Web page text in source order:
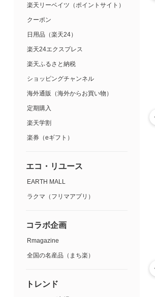
楽天リーベイツ（ポイントサイト）
クーポン
日用品（楽天24）
楽天24エクスプレス
楽天ふるさと納税
ショッピングチャンネル
海外通販（海外からお買い物）
定期購入
楽天学割
楽券（eギフト）
エコ・リユース
EARTH MALL
ラクマ（フリマアプリ）
コラボ企画
Rmagazine
全国の名産品（まち楽）
トレンド